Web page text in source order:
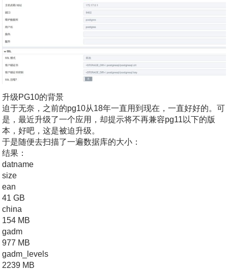
升级PG10的背景
迫于无奈，之前的pg10从18年一直用到现在，一直好好的。可
是，最近升级了一个应用，却提示将不再兼容pg11以下的版
本，好吧，这是被迫升级。
于是随便去扫描了一遍数据库的大小：
结果：
datname
size
ean
41 GB
china
154 MB
gadm
977 MB
gadm_levels
2239 MB